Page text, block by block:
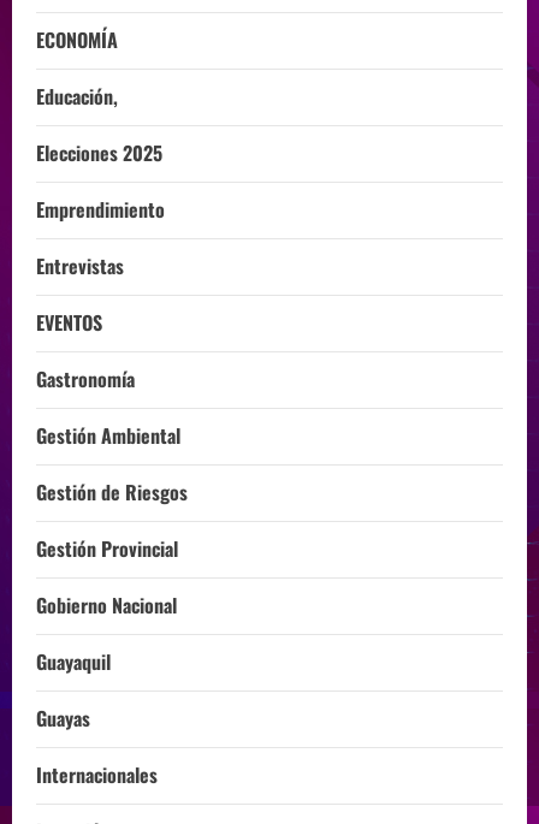
ECONOMÍA
Educación,
Elecciones 2025
Emprendimiento
Entrevistas
EVENTOS
Gastronomía
Gestión Ambiental
Gestión de Riesgos
Gestión Provincial
Gobierno Nacional
Guayaquil
Guayas
Internacionales